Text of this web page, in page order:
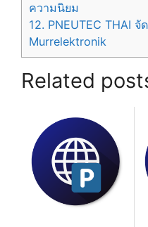
ความนิยม
12. PNEUTEC THAI
Murrelektronik
Related